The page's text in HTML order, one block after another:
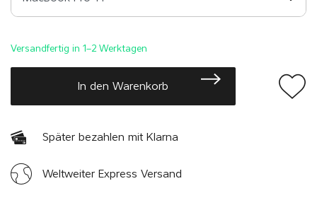
Versandfertig in 1–2 Werktagen
In den Warenkorb
Später bezahlen mit Klarna
Weltweiter Express Versand